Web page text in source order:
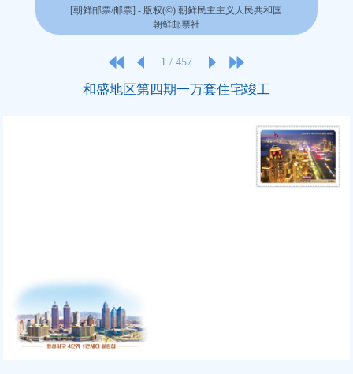
[朝鲜邮票/邮票] - 版权(©) 朝鲜民主主义人民共和国
朝鲜邮票社
1 / 457
和盛地区第四期一万套住宅竣工